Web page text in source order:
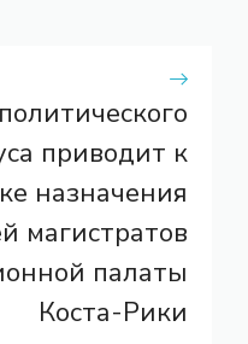
приводит к
назначения
магистратов
палаты
Коста-Рики